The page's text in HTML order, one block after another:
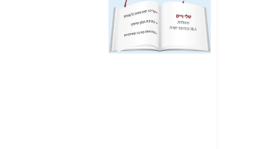
התמוטטה היום
בניצחון (כפול) של בזק
כאן
איך כתבות מפנקות